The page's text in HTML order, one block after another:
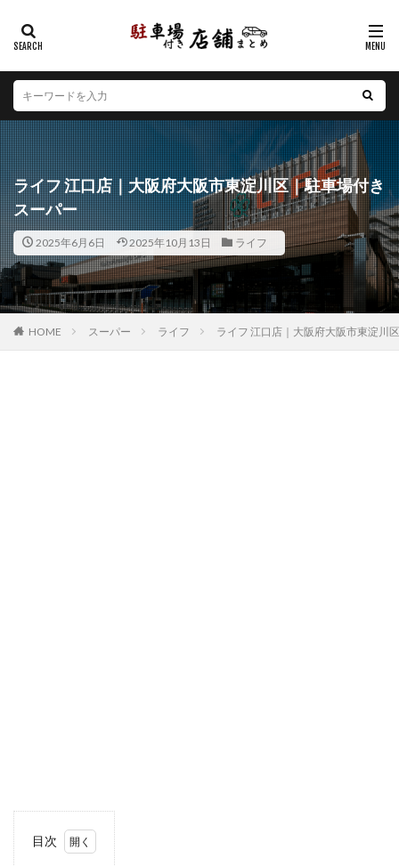
ライフ 江口店｜大阪府大阪市東淀川区｜駐車場付き
スーパー
2025年6月6日 2025年10月13日 ライフ
HOME スーパー ライフ ライフ 江口店｜大阪府大阪市東淀川
目次
カテゴリー
エリア
北海道 青森県 岩手県 宮城県
秋田県
山形県
福島県 茨城県 栃木県
群馬県
埼玉県
千葉県 東京都 神奈川県
新潟県
山梨県
長野県 富山県 石川県
福井県
岐阜県
静岡県 愛知県 三重県
滋賀県
京都府
大阪府 兵庫県
和歌山県
鳥取県
島根県 岡山県 広島県
徳島県
香川県 愛媛県 高知県
福岡県
佐賀県
長崎県 熊本県 大分県
宮崎県